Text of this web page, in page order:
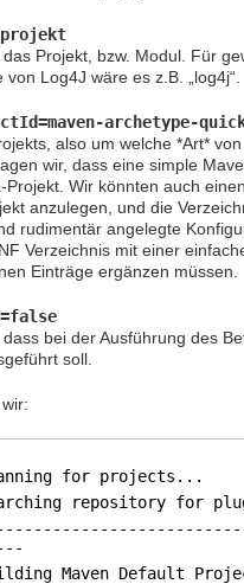
Projekt, bzw. Modul. Für
Log4J wäre es z.B. „log4j“.
archetype-
also um welche *Art*
wir, dass eine simple
Wir könnten auch
anzulegen, und die
rudimentär angelegte
Verzeichnis mit einer
Einträge ergänzen müssen.
bei der Ausführung des
soll.
for projects...
repository for
Maven Default